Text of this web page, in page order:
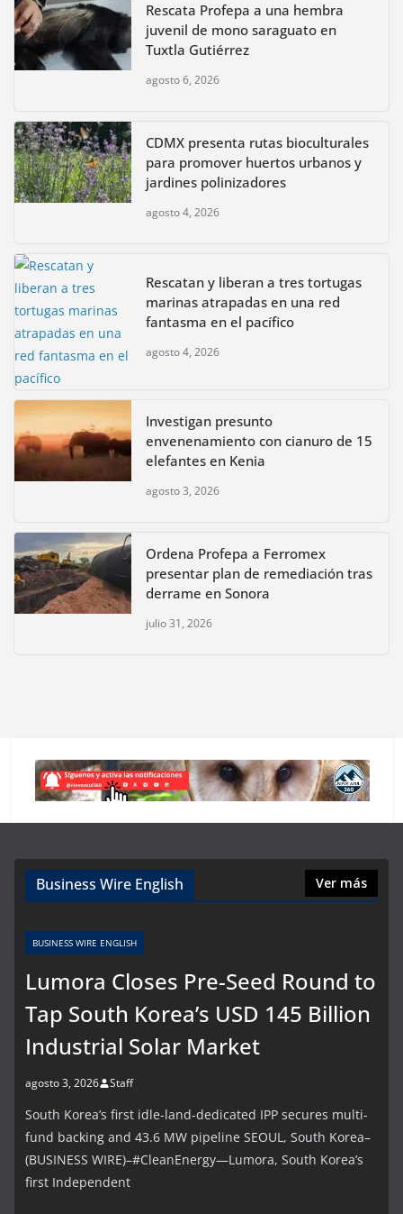
Rescata Profepa a una hembra
juvenil de mono saraguato en
Tuxtla Gutiérrez
agosto 6, 2026
CDMX presenta rutas bioculturales
para promover huertos urbanos y
jardines polinizadores
agosto 4, 2026
Rescatan y liberan a tres tortugas
marinas atrapadas en una red
fantasma en el pacífico
agosto 4, 2026
Investigan presunto
envenenamiento con cianuro de 15
elefantes en Kenia
agosto 3, 2026
Ordena Profepa a Ferromex
presentar plan de remediación tras
derrame en Sonora
julio 31, 2026
Business Wire English Ver más
BUSINESS WIRE ENGLISH
Lumora Closes Pre-Seed Round to
Tap South Korea’s USD 145 Billion
Industrial Solar Market
agosto 3, 2026 Staff
South Korea’s first idle-land-dedicated IPP secures multi-
fund backing and 43.6 MW pipeline SEOUL, South Korea–
(BUSINESS WIRE)–#CleanEnergy—Lumora, South Korea’s
first Independent